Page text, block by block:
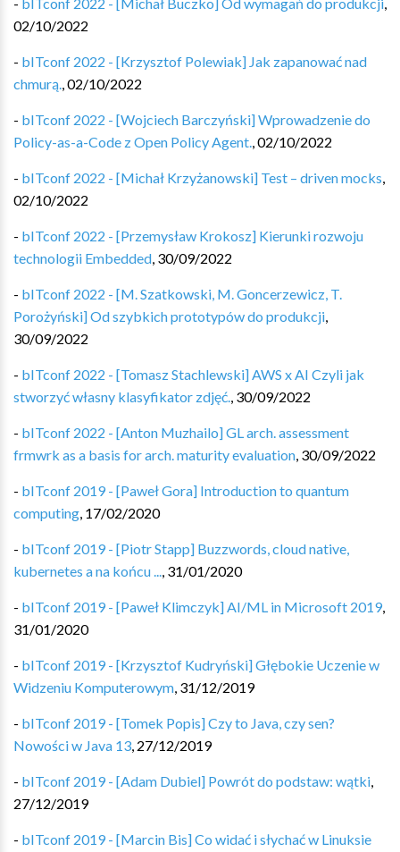
02/10/2022
- bITconf 2022 - [Krzysztof Polewiak] Jak zapanować nad
chmurą.,02/10/2022
- bITconf 2022 - [Wojciech Barczyński] Wprowadzenie do
Policy-as-a-Code z Open Policy Agent.,02/10/2022
- bITconf 2022 - [Michał Krzyżanowski] Test – driven mocks,
02/10/2022
- bITconf 2022 - [Przemysław Krokosz] Kierunki rozwoju
technologii Embedded, 30/09/2022
- bITconf 2022 - [M. Szatkowski, M. Goncerzewicz, T.
Porożyński] Od szybkich prototypów do produkcji,
30/09/2022
- bITconf 2022 - [Tomasz Stachlewski] AWS x AI Czyli jak
stworzyć własny klasyfikator zdjęć., 30/09/2022
- bITconf 2022 - [Anton Muzhailo] GL arch. assessment
frmwrk as a basis for arch. maturity evaluation, 30/09/2022
- bITconf 2019 - [Paweł Gora] Introduction to quantum
computing, 17/02/2020
- bITconf 2019 - [Piotr Stapp] Buzzwords, cloud native,
kubernetes a na końcu ..., 31/01/2020
- bITconf 2019 - [Paweł Klimczyk] AI/ML in Microsoft 2019,
31/01/2020
- bITconf 2019 - [Krzysztof Kudryński] Głębokie Uczenie w
Widzeniu Komputerowym, 31/12/2019
- bITconf 2019 - [Tomek Popis] Czy to Java, czy sen?
Nowości w Java 13, 27/12/2019
- bITconf 2019 - [Adam Dubiel] Powrót do podstaw: wątki,
27/12/2019
- bITconf 2019 - [Marcin Bis] Co widać i słychać w Linuksie